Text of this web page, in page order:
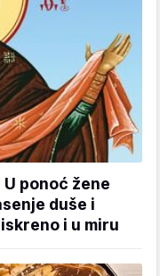
ponoć žene
duše i
i u miru